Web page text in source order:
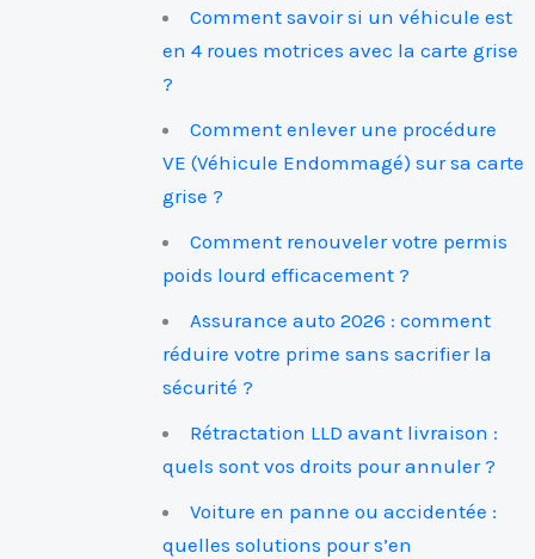
Comment savoir si un véhicule est
en 4 roues motrices avec la carte grise
?
Comment enlever une procédure
VE (Véhicule Endommagé) sur sa carte
grise ?
Comment renouveler votre permis
poids lourd efficacement ?
Assurance auto 2026 : comment
réduire votre prime sans sacrifier la
sécurité ?
Rétractation LLD avant livraison :
quels sont vos droits pour annuler ?
Voiture en panne ou accidentée :
quelles solutions pour s’en